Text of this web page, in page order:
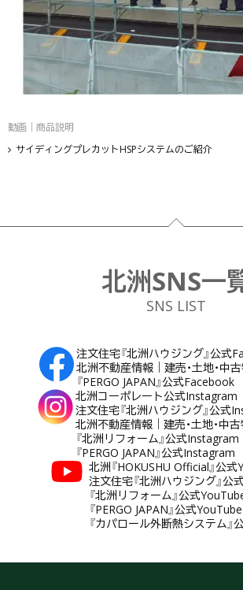
動画｜商品説明
サイディングプレカットHSPシステムのご紹介
フッター
北洲SNS一
SNS LIST
注文住宅『北洲ハウジング』公式
北洲不動産情報｜建売・土地・中
『PERGO JAPAN』公式Facebook
北洲コーポレート公式Instagram
注文住宅『北洲ハウジング』公式
北洲不動産情報｜建売・土地・中
『北洲リフォーム』公式Instagram
『PERGO JAPAN』公式Instagram
北洲『HOKUSHU Official』公式
注文住宅『北洲ハウジング』公
『北洲リフォーム』公式
『PERGO JAPAN』公式YouTube
『カパロール外断熱システム』